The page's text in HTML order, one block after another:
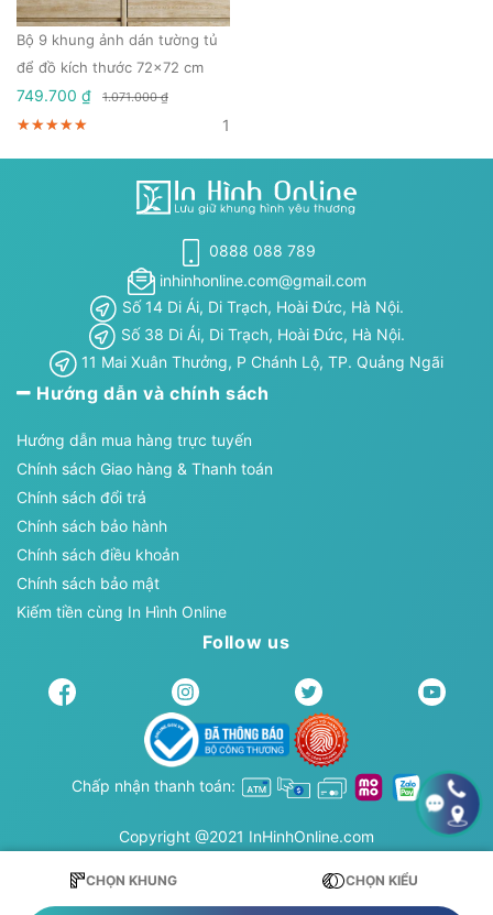
Bộ 9 khung ảnh dán tường tủ
để đồ kích thước 72x72 cm
749.700 ₫
1.071.000 ₫
★★★★★
★★★★★
★★★★★ 1
CHỌN KHUNG CHỌN KIỂU
0888 088 789
inhinhonline.com@gmail.com
Số 14 Di Ái, Di Trạch, Hoài Đức, Hà Nội.
Số 38 Di Ái, Di Trạch, Hoài Đức, Hà Nội.
11 Mai Xuân Thưởng, P Chánh Lộ, TP. Quảng Ngãi
Hướng dẫn và chính sách
Hướng dẫn mua hàng trực tuyến
Chính sách Giao hàng & Thanh toán
Chính sách đổi trả
Chính sách bảo hành
Chính sách điều khoản
Chính sách bảo mật
Kiếm tiền cùng In Hình Online
Follow us
Chấp nhận thanh toán:
Copyright @2021 InHinhOnline.com